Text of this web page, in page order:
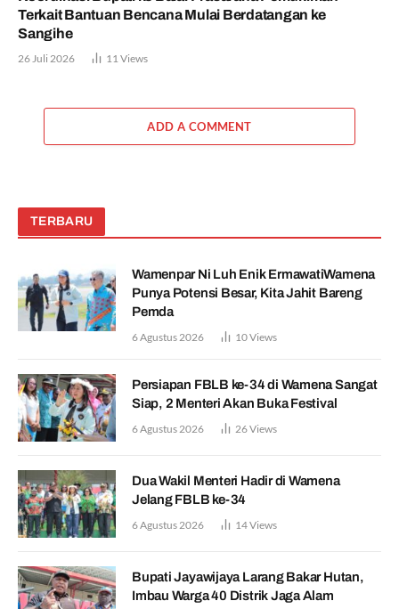
Terkait Bantuan Bencana Mulai Berdatangan ke
Sangihe
26 Juli 2026 11 Views
ADD A COMMENT
TERBARU
Wamenpar Ni Luh Enik ErmawatiWamena
Punya Potensi Besar, Kita Jahit Bareng
Pemda
6 Agustus 2026 10Views
Persiapan FBLB ke-34 di Wamena Sangat
Siap, 2 Menteri Akan Buka Festival
6 Agustus 2026 26Views
Dua Wakil Menteri Hadir di Wamena
Jelang FBLB ke-34
6 Agustus 2026 14Views
Bupati Jayawijaya Larang Bakar Hutan,
Imbau Warga 40 Distrik Jaga Alam